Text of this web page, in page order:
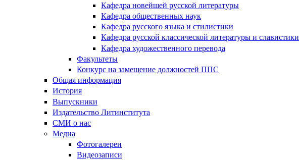
Кафедра новейшей русской литературы
Кафедра общественных наук
Кафедра русского языка и стилистики
Кафедра русской классической литературы и славистики
Кафедра художественного перевода
Факультеты
Конкурс на замещение должностей ППС
Общая информация
История
Выпускники
Издательство Литинститута
СМИ о нас
Медиа
Фотогалереи
Видеозаписи